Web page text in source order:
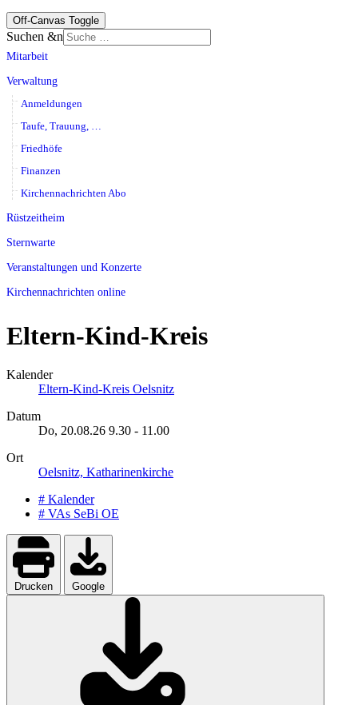
Off-Canvas Toggle
Suchen &n
Mitarbeit
Verwaltung
Anmeldungen
Taufe, Trauung, …
Friedhöfe
Finanzen
Kirchennachrichten Abo
Rüstzeitheim
Sternwarte
Veranstaltungen und Konzerte
Kirchennachrichten online
Eltern-Kind-Kreis
Kalender
Eltern-Kind-Kreis Oelsnitz
Datum
Do, 20.08.26 9.30 - 11.00
Ort
Oelsnitz, Katharinenkirche
# Kalender
# VAs SeBi OE
Drucken Google